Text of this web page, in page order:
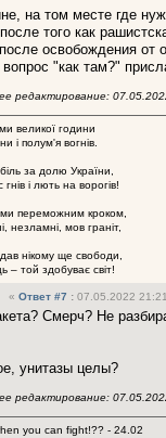
на том месте где
того как
освобождения от
"как там?"
редактирование:
великої години
і полум'я вогнів.
біль за долю України,
і лють на ворогів!
ми переможним кроком,
незламні, мов граніт,
нікому ще свободи,
– той здобуває світ!
« Ответ #7 : 07.05.2022
Смерч? Не
унитазы целы?
редактирование:
you can fight!?? - 24.02